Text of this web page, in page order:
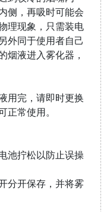
侧，再吸时可能会
理现象，只需装电
外同于使用者自己
烟液进入雾化器，
用完，请即时更换
正常使用。
池拧松以防止误操
分开保存，并将雾